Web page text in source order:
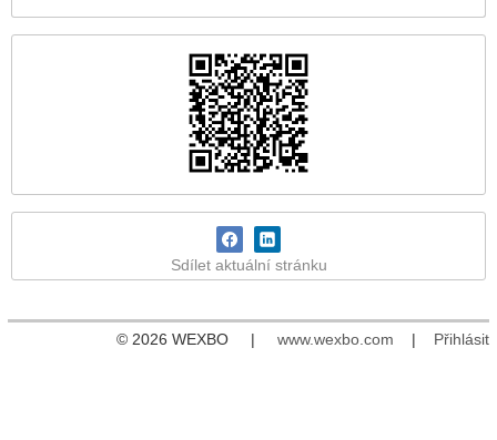
Sdílet aktuální stránku
© 2026 WEXBO | www.wexbo.com | Přihlásit